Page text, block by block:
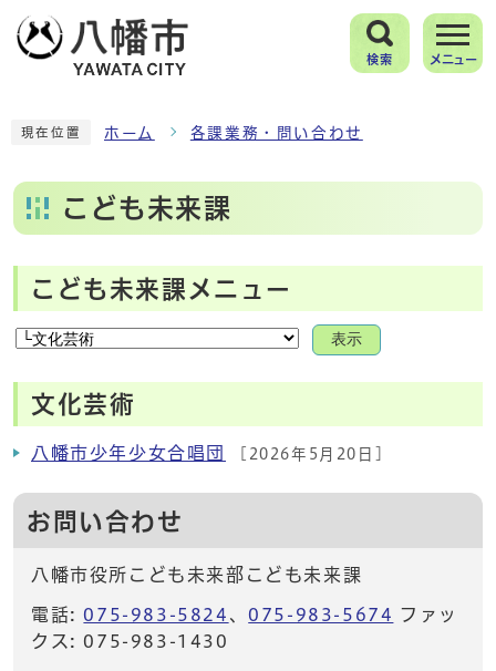
検索 メニュー
現在位置 ホーム 各課業務・問い合わせ
こども未来課
こども未来課メニュー
表示
文化芸術
八幡市少年少女合唱団 [2026年5月20日]
お問い合わせ
八幡市役所こども未来部こども未来課
電話: 075-983-5824 、 075-983-5674 ファッ
クス: 075-983-1430